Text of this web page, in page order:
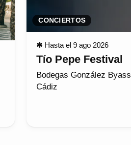
CONCIERTOS
✱ Hasta el 9 ago 2026
Tío Pepe Festival
Bodegas González Byass
Cádiz